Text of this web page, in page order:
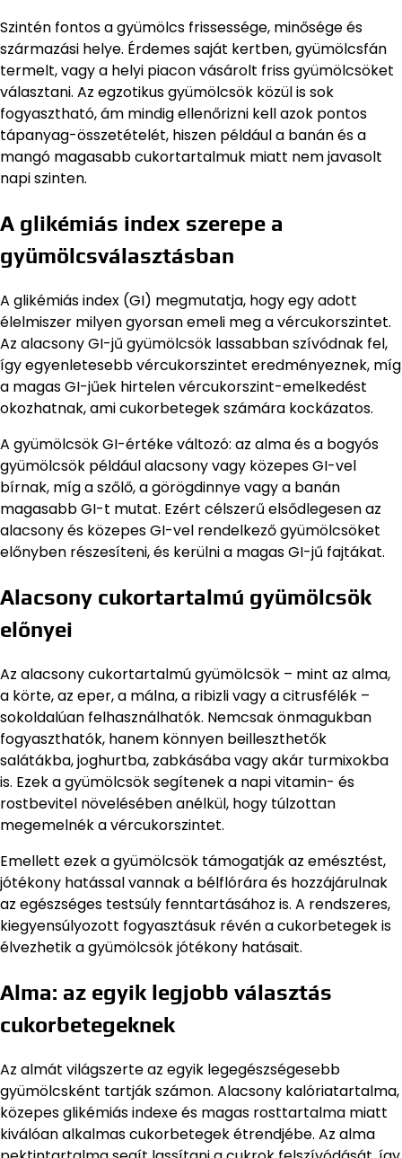
Szintén fontos a gyümölcs frissessége, minősége és
származási helye. Érdemes saját kertben, gyümölcsfán
termelt, vagy a helyi piacon vásárolt friss gyümölcsöket
választani. Az egzotikus gyümölcsök közül is sok
fogyasztható, ám mindig ellenőrizni kell azok pontos
tápanyag-összetételét, hiszen például a banán és a
mangó magasabb cukortartalmuk miatt nem javasolt
napi szinten.
A glikémiás index szerepe a
gyümölcsválasztásban
A glikémiás index (GI) megmutatja, hogy egy adott
élelmiszer milyen gyorsan emeli meg a vércukorszintet.
Az alacsony GI-jű gyümölcsök lassabban szívódnak fel,
így egyenletesebb vércukorszintet eredményeznek, míg
a magas GI-jűek hirtelen vércukorszint-emelkedést
okozhatnak, ami cukorbetegek számára kockázatos.
A gyümölcsök GI-értéke változó: az alma és a bogyós
gyümölcsök például alacsony vagy közepes GI-vel
bírnak, míg a szőlő, a görögdinnye vagy a banán
magasabb GI-t mutat. Ezért célszerű elsődlegesen az
alacsony és közepes GI-vel rendelkező gyümölcsöket
előnyben részesíteni, és kerülni a magas GI-jű fajtákat.
Alacsony cukortartalmú gyümölcsök
előnyei
Az alacsony cukortartalmú gyümölcsök – mint az alma,
a körte, az eper, a málna, a ribizli vagy a citrusfélék –
sokoldalúan felhasználhatók. Nemcsak önmagukban
fogyaszthatók, hanem könnyen beilleszthetők
salátákba, joghurtba, zabkásába vagy akár turmixokba
is. Ezek a gyümölcsök segítenek a napi vitamin- és
rostbevitel növelésében anélkül, hogy túlzottan
megemelnék a vércukorszintet.
Emellett ezek a gyümölcsök támogatják az emésztést,
jótékony hatással vannak a bélflórára és hozzájárulnak
az egészséges testsúly fenntartásához is. A rendszeres,
kiegyensúlyozott fogyasztásuk révén a cukorbetegek is
élvezhetik a gyümölcsök jótékony hatásait.
Alma: az egyik legjobb választás
cukorbetegeknek
Az almát világszerte az egyik legegészségesebb
gyümölcsként tartják számon. Alacsony kalóriatartalma,
közepes glikémiás indexe és magas rosttartalma miatt
kiválóan alkalmas cukorbetegek étrendjébe. Az alma